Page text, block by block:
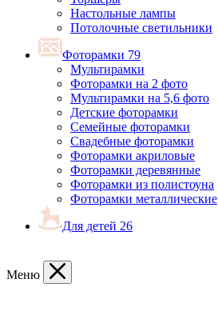
Настольные лампы
Потолочные светильники
Фоторамки 79
Мультирамки
Фоторамки на 2 фото
Мультирамки на 5,6 фото
Детские фоторамки
Семейные фоторамки
Свадебные фоторамки
Фоторамки акриловые
Фоторамки деревянные
Фоторамки из полистоуна
Фоторамки металлические
Для детей 26
Меню